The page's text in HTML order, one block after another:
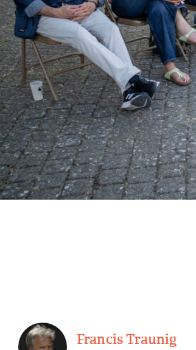
Francis Traunig